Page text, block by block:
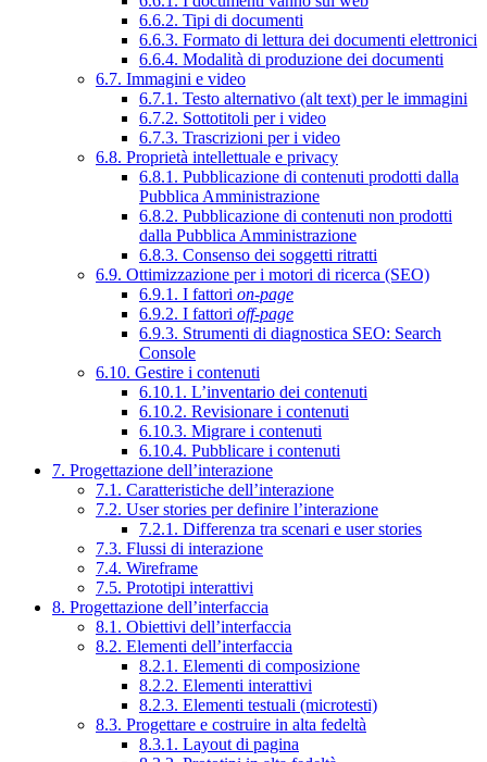
6.6.2. Tipi di documenti
6.6.3. Formato di lettura dei documenti elettronici
6.6.4. Modalità di produzione dei documenti
6.7. Immagini e video
6.7.1. Testo alternativo (alt text) per le immagini
6.7.2. Sottotitoli per i video
6.7.3. Trascrizioni per i video
6.8. Proprietà intellettuale e privacy
6.8.1. Pubblicazione di contenuti prodotti dalla
Pubblica Amministrazione
6.8.2. Pubblicazione di contenuti non prodotti
dalla Pubblica Amministrazione
6.8.3. Consenso dei soggetti ritratti
6.9. Ottimizzazione per i motori di ricerca (SEO)
6.9.1. I fattori on-page
6.9.2. I fattori off-page
6.9.3. Strumenti di diagnostica SEO: Search
Console
6.10. Gestire i contenuti
6.10.1. L’inventario dei contenuti
6.10.2. Revisionare i contenuti
6.10.3. Migrare i contenuti
6.10.4. Pubblicare i contenuti
7. Progettazione dell’interazione
7.1. Caratteristiche dell’interazione
7.2. User stories per definire l’interazione
7.2.1. Differenza tra scenari e user stories
7.3. Flussi di interazione
7.4. Wireframe
7.5. Prototipi interattivi
8. Progettazione dell’interfaccia
8.1. Obiettivi dell’interfaccia
8.2. Elementi dell’interfaccia
8.2.1. Elementi di composizione
8.2.2. Elementi interattivi
8.2.3. Elementi testuali (microtesti)
8.3. Progettare e costruire in alta fedeltà
8.3.1. Layout di pagina